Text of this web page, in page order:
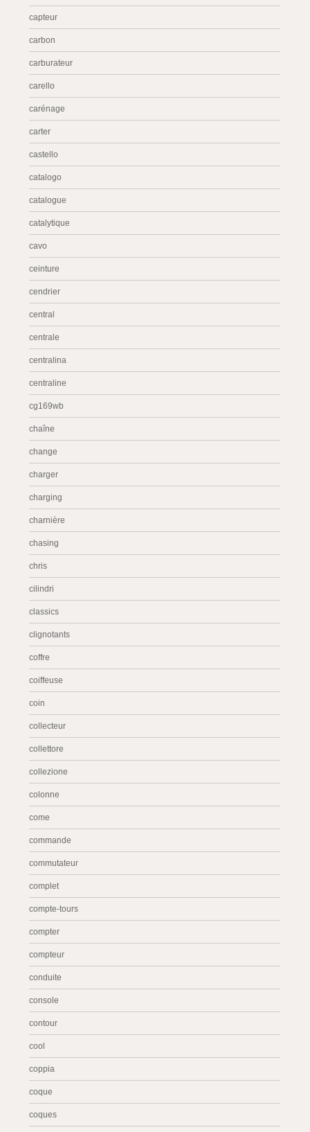
capteur
carbon
carburateur
carello
carénage
carter
castello
catalogo
catalogue
catalytique
cavo
ceinture
cendrier
central
centrale
centralina
centraline
cg169wb
chaîne
change
charger
charging
charnière
chasing
chris
cilindri
classics
clignotants
coffre
coiffeuse
coin
collecteur
collettore
collezione
colonne
come
commande
commutateur
complet
compte-tours
compter
compteur
conduite
console
contour
cool
coppia
coque
coques